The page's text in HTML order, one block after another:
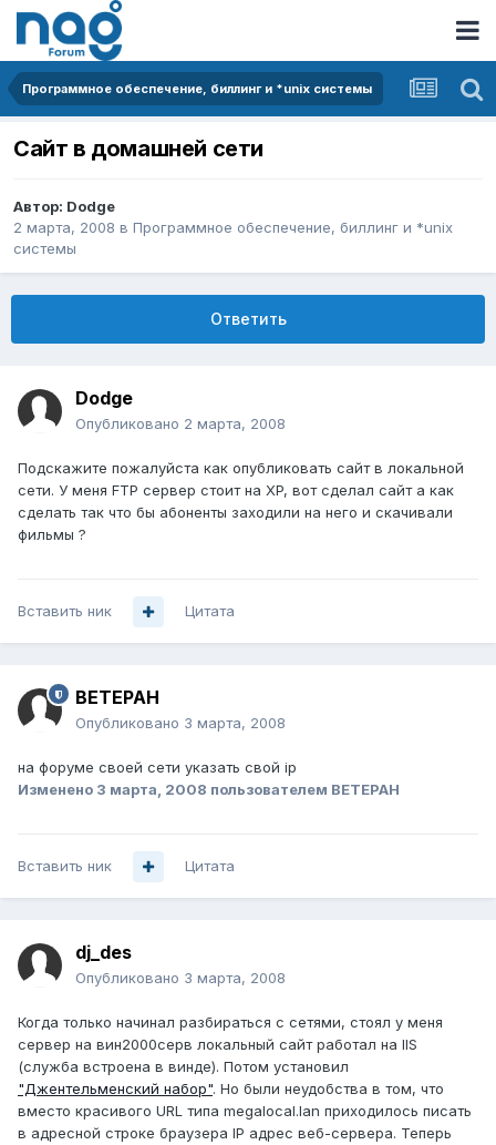
Программное обеспечение, биллинг и *unix системы
Сайт в домашней сети
Автор: Dodge
2 марта, 2008 в Программное обеспечение, биллинг и *unix
системы
Ответить
Dodge
Опубликовано 2 марта, 2008
Подскажите пожалуйста как опубликовать сайт в локальной
сети. У меня FTP сервер стоит на XP, вот сделал сайт а как
сделать так что бы абоненты заходили на него и скачивали
фильмы ?
Вставить ник Цитата
BETEPAH
Опубликовано 3 марта, 2008
на форуме своей сети указать свой ip
Изменено 3 марта, 2008 пользователем BETEPAH
Вставить ник Цитата
dj_des
Опубликовано 3 марта, 2008
Когда только начинал разбираться с сетями, стоял у меня
сервер на вин2000серв локальный сайт работал на IIS
(служба встроена в винде). Потом установил
"Джентельменский набор". Но были неудобства в том, что
вместо красивого URL типа megalocal.lan приходилось писать
в адресной строке браузера IP адрес веб-сервера. Теперь